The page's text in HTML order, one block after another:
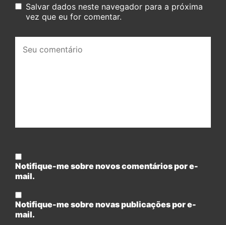
Salvar dados neste navegador para a próxima
vez que eu for comentar.
comentário:
Notifique-me sobre novos comentários por e-
mail.
Notifique-me sobre novas publicações por e-
mail.